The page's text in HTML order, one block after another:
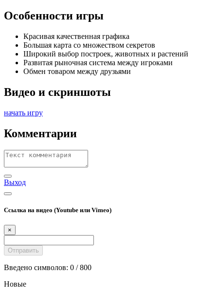
Особенности игры
Красивая качественная графика
Большая карта со множеством секретов
Широкий выбор построек, животных и растений
Развитая рыночная система между игроками
Обмен товаром между друзьями
Видео и скриншоты
начать игру
Комментарии
Выход
Ссылка на видео (Youtube или Vimeo)
×
Введено символов: 0 / 800
Новые